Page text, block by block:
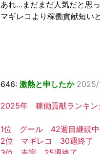
あれ…まだまだ人気だと思
マギレコより稼働貢献短い
646: 激熱と申したか 2025/
2025年 稼働貢献ランキン
1位 グール 42週目継続中
2位 マギレコ 30週終了